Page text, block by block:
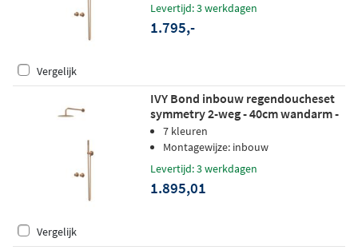
pvd
Levertijd: 3 werkdagen
1.795,-
Vergelijk
IVY Bond inbouw regendoucheset
symmetry 2-weg - 40cm wandarm -
25cm medium hoofddouche -
wandhouder - 3-standen
pvd
7 kleuren
Montagewijze: inbouw
Levertijd: 3 werkdagen
1.895,01
Vergelijk